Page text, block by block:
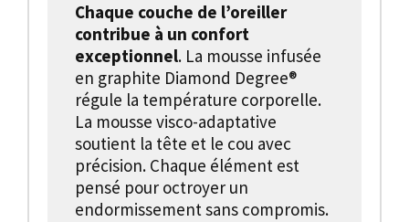
Chaque couche de l’oreiller
contribue à un confort
exceptionnel. La mousse infusée
en graphite Diamond Degree®
régule la température corporelle.
La mousse visco-adaptative
soutient la tête et le cou avec
précision. Chaque élément est
pensé pour octroyer un
endormissement sans compromis.